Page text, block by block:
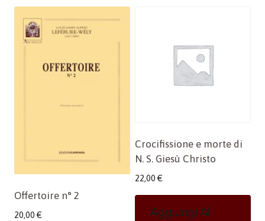
Offertoire n° 2
20,00 €
Crocifissione e morte di
N. S. Giesù Christo
22,00 €
Aggiungi Al